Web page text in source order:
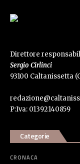
Direttore
Sergio Cirlinci
93100 Caltanissetta
P:Iva: 01392140859
Categorie
CRONACA